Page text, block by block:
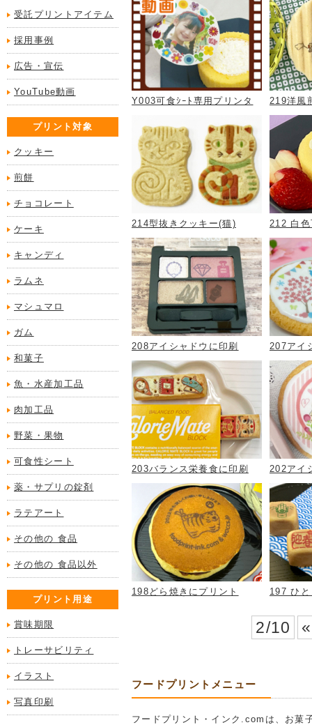
受託プリントアイテム
採用事例
広告・宣伝
YouTube動画
プリント対象
クッキー
煎餅
チョコレート
ケーキ
キャンディ
ラムネ
マシュマロ
ガム
和菓子
魚・水産加工品
肉加工品
野菜・果物
可食性シート
薬・サプリの錠剤
ラテアート
その他の 食品
その他の 食品以外
プリント用途
賞味期限
トレーサビリティ
イラスト
写真印刷
Y003可食ｼｰﾄ専用プリンタ 219洋風
214型抜きクッキー(猫) 212 白色
208アイシャドウに印刷 207アイ
203バランス栄養食に印刷 202アイ
198どら焼きにプリント 197 ひ
2/10 «
フードプリントメニュー
フードプリント・インク.comは、お菓